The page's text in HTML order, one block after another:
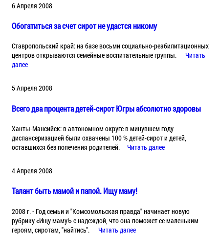
6 Апреля 2008
Обогатиться за счет сирот не удастся никому
Ставропольский край: на базе восьми социально-реабилитационных
центров открываются семейные воспитательные группы.
Читать
далее
5 Апреля 2008
Всего два процента детей-сирот Югры абсолютно здоровы
Ханты-Мансийск: в автономном округе в минувшем году
диспансеризацией были охвачены 100 % детей-сирот и детей,
оставшихся без попечения родителей.
Читать далее
4 Апреля 2008
Талант быть мамой и папой. Ищу маму!
2008 г. - Год семьи и "Комсомольская правда" начинает новую
рубрику «Ищу маму!» с надеждой, что она поможет ее маленьким
героям, сиротам, "найтись".
Читать далее